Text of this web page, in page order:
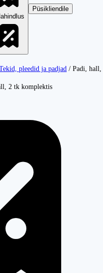
Püsikliendile
pleedid ja padjad / Padi, hall,
2 tk komplektis